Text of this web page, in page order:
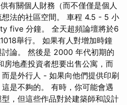
有關個人財務（而不僅僅是個人
法的社區空間。 車程 4.5 - 5 小
five 分鐘。 全天超頻論壇將於6
舉行。 如果有人對增加時鐘
論。 然後是 2000 年代初期的
房地產投資者想要出售公寓，而
是外行人 - 如果向他們提供印刷
是不夠的。 有時，你可能會遇
，但這些作品對於建築師和設計